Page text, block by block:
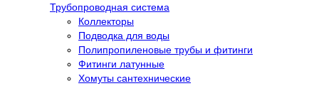
Трубопроводная система
Коллекторы
Подводка для воды
Полипропиленовые трубы и фитинги
Фитинги латунные
Хомуты сантехнические